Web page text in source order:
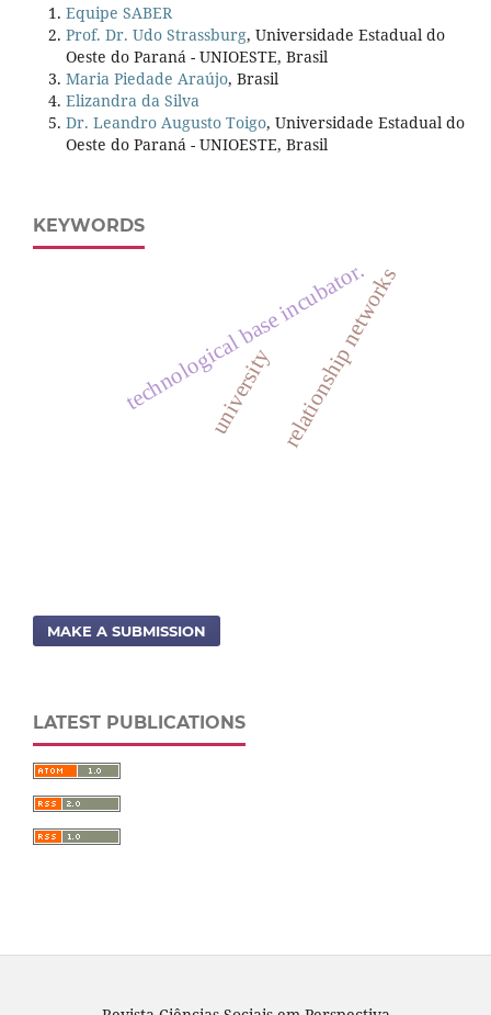
Equipe SABER
Prof. Dr. Udo Strassburg, Universidade Estadual do
Oeste do Paraná - UNIOESTE, Brasil
Maria Piedade Araújo, Brasil
Elizandra da Silva
Dr. Leandro Augusto Toigo, Universidade Estadual do
Oeste do Paraná - UNIOESTE, Brasil
KEYWORDS
relationship networks
university
technological base incubator.
MAKE A SUBMISSION
LATEST PUBLICATIONS